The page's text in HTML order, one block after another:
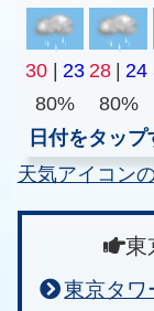
30 23 28 24
80%
80%
日付をタッ
天気アイコン
東
東京タワ